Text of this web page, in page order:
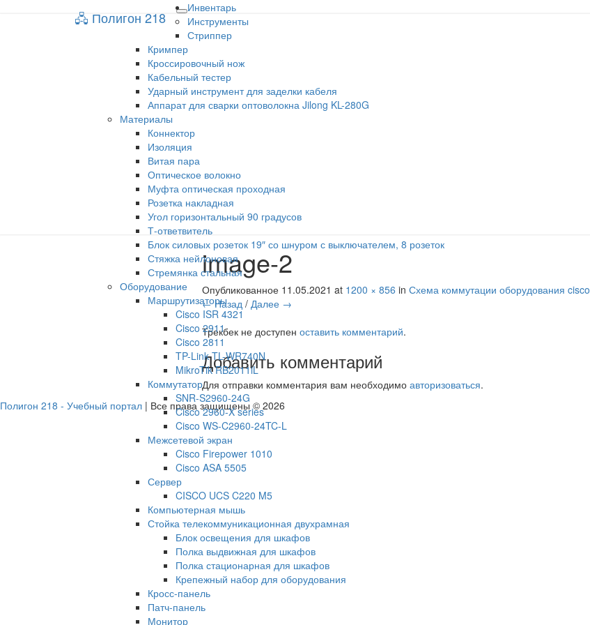
Toggle
navigation
🖧 Полигон 218
Инвентарь
Инструменты
Стриппер
Кримпер
Кроссировочный нож
Кабельный тестер
Ударный инструмент для заделки кабеля
Аппарат для сварки оптоволокна Jilong KL-280G
Материалы
Коннектор
Изоляция
Витая пара
Оптическое волокно
Муфта оптическая проходная
Розетка накладная
Угол горизонтальный 90 градусов
Т-ответвитель
Блок силовых розеток 19″ со шнуром с выключателем, 8 розеток
Стяжка нейлоновая
Стремянка стальная
Оборудование
Маршрутизаторы
Cisco ISR 4321
Cisco 2911
Cisco 2811
TP-Link TL-WR740N
MikroTik RB2011iL
Коммутатор
SNR-S2960-24G
Cisco 2960-X series
Cisco WS-C2960-24TC-L
Межсетевой экран
Cisco Firepower 1010
Cisco ASA 5505
Сервер
CISCO UCS C220 M5
Компьютерная мышь
Стойка телекоммуникационная двухрамная
Блок освещения для шкафов
Полка выдвижная для шкафов
Полка стационарная для шкафов
Крепежный набор для оборудования
Кросс-панель
Патч-панель
Монитор
🖧 Полигон 218
Учебный портал
image-2
Опубликованное 11.05.2021 at 1200 × 856 inСхема коммутации оборудования cisco
← Назад /Далее →
Трекбек не доступеноставить комментарий.
Добавить комментарий
Для отправки комментария вам необходимоавторизоваться.
Полигон 218 - Учебный портал | Все права защищены © 2026